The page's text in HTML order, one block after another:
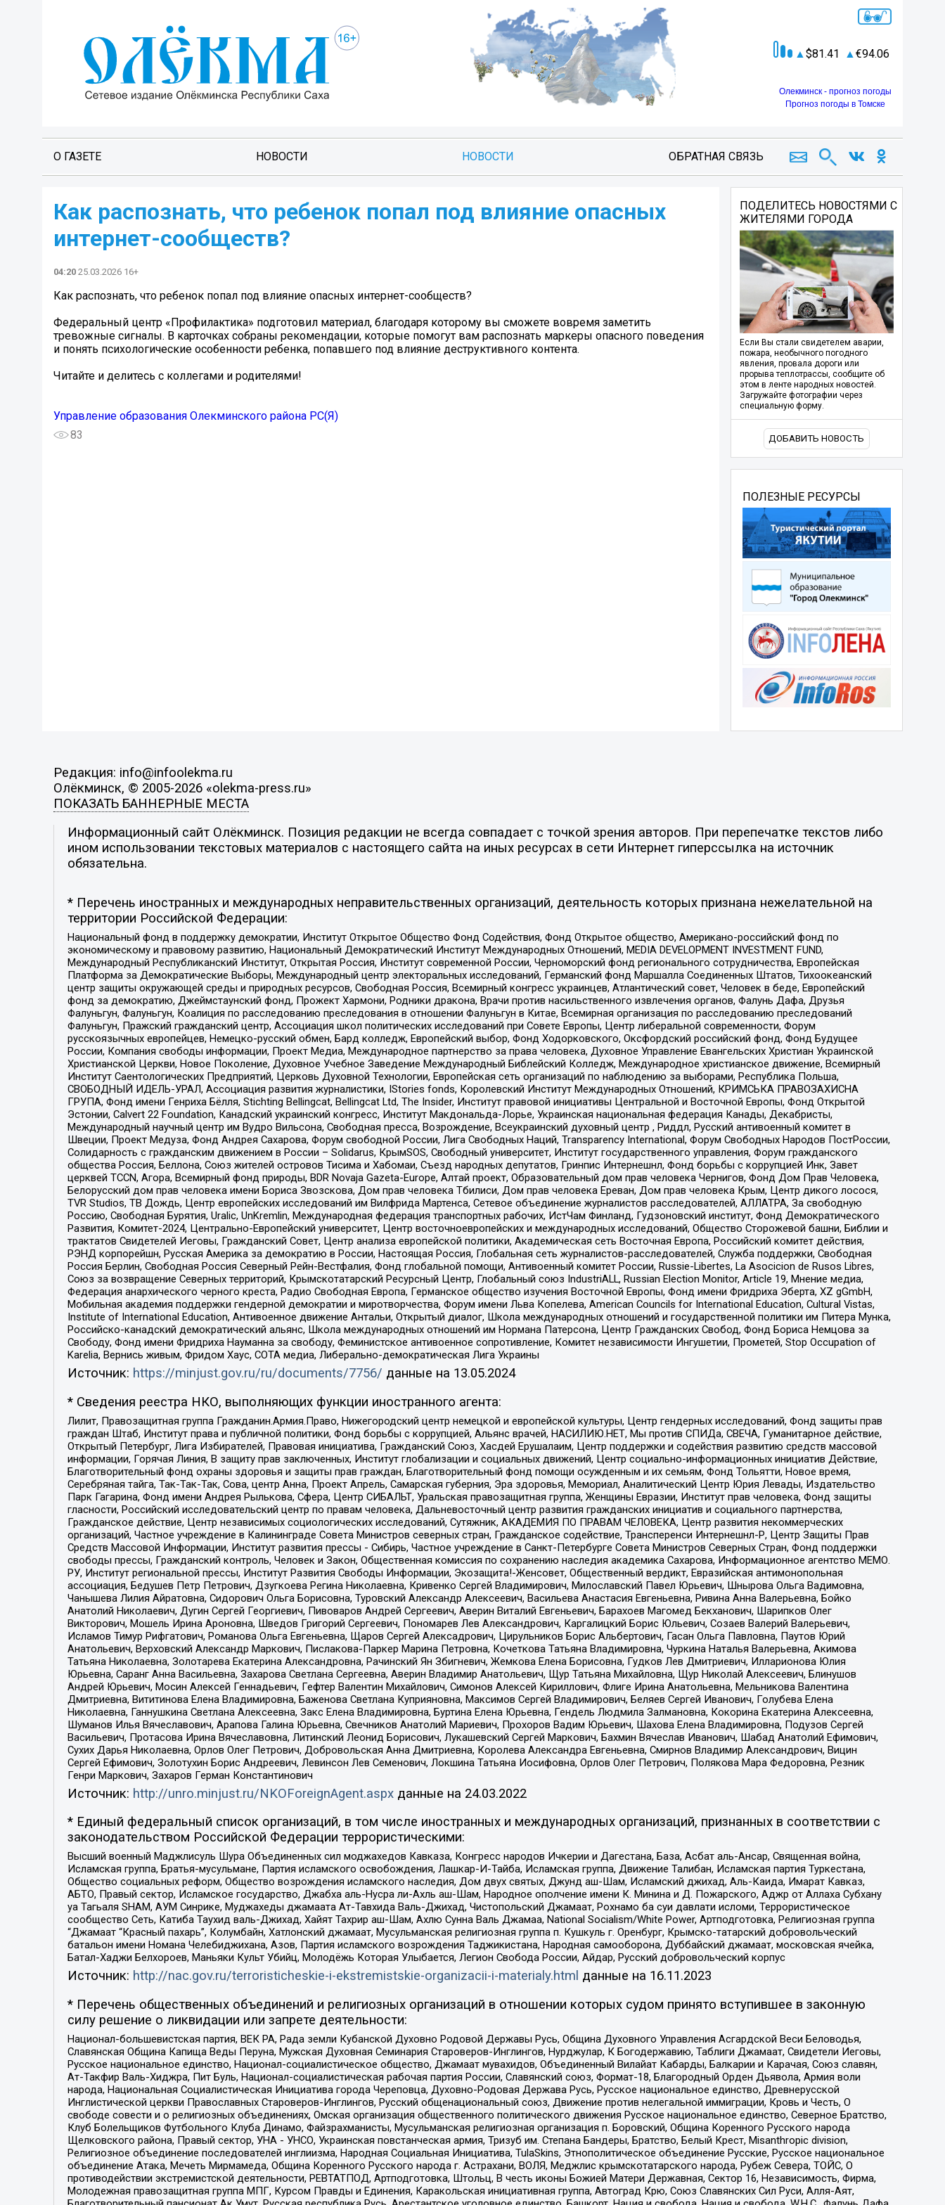
81.41 94.06
Олекминск - прогноз погоды
Прогноз погоды в Томске
О ГАЗЕТЕ НОВОСТИ НОВОСТИ ОБРАТНАЯ СВЯЗЬ
Как распознать, что ребенок попал под влияние опасных
интернет-сообществ?
04:20 25.03.2026 16+
Как распознать, что ребенок попал под влияние опасных интернет-сообществ?
Федеральный центр «Профилактика» подготовил материал, благодаря которому вы сможете вовремя заметить
тревожные сигналы. В карточках собраны рекомендации, которые помогут вам распознать маркеры опасного поведения
и понять психологические особенности ребенка, попавшего под влияние деструктивного контента.
Читайте и делитесь с коллегами и родителями!
Управление образования Олекминского района РС(Я)
83
ПОДЕЛИТЕСЬ НОВОСТЯМИ С
ЖИТЕЛЯМИ ГОРОДА
Если Вы стали свидетелем аварии,
пожара, необычного погодного
явления, провала дороги или
прорыва теплотрассы, сообщите об
этом в ленте народных новостей.
Загружайте фотографии через
специальную форму.
ДОБАВИТЬ НОВОСТЬ
ПОЛЕЗНЫЕ РЕСУРСЫ
Редакция: info@infoolekma.ru
Олёкминск, © 2005-2026 «olekma-press.ru»
ПОКАЗАТЬ БАННЕРНЫЕ МЕСТА
Информационный сайт Олёкминск. Позиция редакции не всегда совпадает с точкой зрения авторов. При перепечатке текстов либо
ином использовании текстовых материалов с настоящего сайта на иных ресурсах в сети Интернет гиперссылка на источник
обязательна.
* Перечень иностранных и международных неправительственных организаций, деятельность которых признана нежелательной на
территории Российской Федерации:
Национальный фонд в поддержку демократии, Институт Открытое Общество Фонд Содействия, Фонд Открытое общество, Американо-российский фонд по
экономическому и правовому развитию, Национальный Демократический Институт Международных Отношений, MEDIA DEVELOPMENT INVESTMENT FUND,
Международный Республиканский Институт, Открытая Россия, Институт современной России, Черноморский фонд регионального сотрудничества, Европейская
Платформа за Демократические Выборы, Международный центр электоральных исследований, Германский фонд Маршалла Соединенных Штатов, Тихоокеанский
центр защиты окружающей среды и природных ресурсов, Свободная Россия, Всемирный конгресс украинцев, Атлантический совет, Человек в беде, Европейский
фонд за демократию, Джеймстаунский фонд, Прожект Хармони, Родники дракона, Врачи против насильственного извлечения органов, Фалунь Дафа, Друзья
Фалуньгун, Фалуньгун, Коалиция по расследованию преследования в отношении Фалуньгун в Китае, Всемирная организация по расследованию преследований
Фалуньгун, Пражский гражданский центр, Ассоциация школ политических исследований при Совете Европы, Центр либеральной современности, Форум
русскоязычных европейцев, Немецко-русский обмен, Бард колледж, Европейский выбор, Фонд Ходорковского, Оксфордский российский фонд, Фонд Будущее
России, Компания свободы информации, Проект Медиа, Международное партнерство за права человека, Духовное Управление Евангельских Христиан Украинской
Христианской Церкви, Новое Поколение, Духовное Учебное Заведение Международный Библейский Колледж, Международное христианское движение, Всемирный
Институт Саентологических Предприятий, Церковь Духовной Технологии, Европейская сеть организаций по наблюдению за выборами, Республика Польша,
СВОБОДНЫЙ ИДЕЛЬ-УРАЛ, Ассоциация развития журналистики, IStories fonds, Королевский Институт Международных Отношений, КРИМСЬКА ПРАВОЗАХИСНА
ГРУПА, Фонд имени Генриха Бёлля, Stichting Bellingcat, Bellingcat Ltd, The Insider, Институт правовой инициативы Центральной и Восточной Европы, Фонд Открытой
Эстонии, Calvert 22 Foundation, Канадский украинский конгресс, Институт Макдональда-Лорье, Украинская национальная федерация Канады, Декабристы,
Международный научный центр им Вудро Вильсона, Свободная пресса, Возрождение, Всеукраинский духовный центр , Риддл, Русский антивоенный комитет в
Швеции, Проект Медуза, Фонд Андрея Сахарова, Форум свободной России, Лига Свободных Наций, Transparеncy International, Форум Свободных Народов ПостРоссии,
Солидарность с гражданским движением в России – Solidarus, КрымSOS, Свободный университет, Институт государственного управления, Форум гражданского
общества Россия, Беллона, Союз жителей островов Тисима и Хабомаи, Съезд народных депутатов, Гринпис Интернешнл, Фонд борьбы с коррупцией Инк, Завет
церквей TCCN, Агора, Всемирный фонд природы, BDR Novaja Gazeta-Europe, Алтай проект, Образовательный дом прав человека Чернигов, Фонд Дом Прав Человека,
Белорусский дом прав человека имени Бориса Звозскова, Дом прав человека Тбилиси, Дом прав человека Ереван, Дом прав человека Крым, Центр дикого лосося,
TVR Studios, ТВ Дождь, Центр европейских исследований им Вилфрида Мартенса, Сетевое объединение журналистов расследователей, АЛЛАТРА, За свободную
Россию, Свободная Бурятия, Uralic, UnKremlin, Международная федерация транспортных рабочих, ИстЧам Финланд, Гудзоновский институт, Фонд Демократического
Развития, Комитет-2024, Центрально-Европейский университет, Центр восточноевропейских и международных исследований, Общество Сторожевой башни, Библии и
трактатов Свидетелей Иеговы, Гражданский Совет, Центр анализа европейской политики, Академическая сеть Восточная Европа, Российский комитет действия,
РЭНД корпорейшн, Русская Америка за демократию в России, Настоящая Россия, Глобальная сеть журналистов-расследователей, Служба поддержки, Свободная
Россия Берлин, Свободная Россия Северный Рейн-Вестфалия, Фонд глобальной помощи, Антивоенный комитет России, Russie-Libertes, La Asocicion de Rusos Libres,
Союз за возвращение Северных территорий, Крымскотатарский Ресурсный Центр, Глобальный союз IndustriALL, Russian Election Monitor, Article 19, Мнение медиа,
Федерация анархического черного креста, Радио Свободная Европа, Германское общество изучения Восточной Европы, Фонд имени Фридриха Эберта, XZ gGmbH,
Мобильная академия поддержки гендерной демократии и миротворчества, Форум имени Льва Копелева, American Councils for International Education, Cultural Vistas,
Institute of International Education, Антивоенное движение Антальи, Открытый диалог, Школа международных отношений и государственной политики им Питера Мунка,
Российско-канадский демократический альянс, Школа международных отношений им Нормана Патерсона, Центр Гражданских Свобод, Фонд Бориса Немцова за
Свободу, Фонд имени Фридриха Науманна за свободу, Феминистское антивоенное сопротивление, Комитет независимости Ингушетии, Прометей, Stop Occupation of
Karelia, Вернись живым, Фридом Хаус, СОТА медиа, Либерально-демократическая Лига Украины
Источник: https://minjust.gov.ru/ru/documents/7756/ данные на 13.05.2024
* Сведения реестра НКО, выполняющих функции иностранного агента:
Лилит, Правозащитная группа Гражданин.Армия.Право, Нижегородский центр немецкой и европейской культуры, Центр гендерных исследований, Фонд защиты прав
граждан Штаб, Институт права и публичной политики, Фонд борьбы с коррупцией, Альянс врачей, НАСИЛИЮ.НЕТ, Мы против СПИДа, СВЕЧА, Гуманитарное действие,
Открытый Петербург, Лига Избирателей, Правовая инициатива, Гражданский Союз, Хасдей Ерушалаим, Центр поддержки и содействия развитию средств массовой
информации, Горячая Линия, В защиту прав заключенных, Институт глобализации и социальных движений, Центр социально-информационных инициатив Действие,
Благотворительный фонд охраны здоровья и защиты прав граждан, Благотворительный фонд помощи осужденным и их семьям, Фонд Тольятти, Новое время,
Серебряная тайга, Так-Так-Так, Сова, центр Анна, Проект Апрель, Самарская губерния, Эра здоровья, Мемориал, Аналитический Центр Юрия Левады, Издательство
Парк Гагарина, Фонд имени Андрея Рылькова, Сфера, Центр СИБАЛЬТ, Уральская правозащитная группа, Женщины Евразии, Институт прав человека, Фонд защиты
гласности, Российский исследовательский центр по правам человека, Дальневосточный центр развития гражданских инициатив и социального партнерства,
Гражданское действие, Центр независимых социологических исследований, Сутяжник, АКАДЕМИЯ ПО ПРАВАМ ЧЕЛОВЕКА, Центр развития некоммерческих
организаций, Частное учреждение в Калининграде Совета Министров северных стран, Гражданское содействие, Трансперенси Интернешнл-Р, Центр Защиты Прав
Средств Массовой Информации, Институт развития прессы - Сибирь, Частное учреждение в Санкт-Петербурге Совета Министров Северных Стран, Фонд поддержки
свободы прессы, Гражданский контроль, Человек и Закон, Общественная комиссия по сохранению наследия академика Сахарова, Информационное агентство МЕМО.
РУ, Институт региональной прессы, Институт Развития Свободы Информации, Экозащита!-Женсовет, Общественный вердикт, Евразийская антимонопольная
ассоциация, Бедушев Петр Петрович, Дзугкоева Регина Николаевна, Кривенко Сергей Владимирович, Милославский Павел Юрьевич, Шнырова Ольга Вадимовна,
Чанышева Лилия Айратовна, Сидорович Ольга Борисовна, Туровский Александр Алексеевич, Васильева Анастасия Евгеньевна, Ривина Анна Валерьевна, Бойко
Анатолий Николаевич, Дугин Сергей Георгиевич, Пивоваров Андрей Сергеевич, Аверин Виталий Евгеньевич, Барахоев Магомед Бекханович, Шарипков Олег
Викторович, Мошель Ирина Ароновна, Шведов Григорий Сергеевич, Пономарев Лев Александрович, Каргалицкий Борис Юльевич, Созаев Валерий Валерьевич,
Исламов Тимур Рифгатович, Романова Ольга Евгеньевна, Щаров Сергей Алексадрович, Цирульников Борис Альбертович, Гасан Ольга Павловна, Паутов Юрий
Анатольевич, Верховский Александр Маркович, Пислакова-Паркер Марина Петровна, Кочеткова Татьяна Владимировна, Чуркина Наталья Валерьевна, Акимова
Татьяна Николаевна, Золотарева Екатерина Александровна, Рачинский Ян Збигневич, Жемкова Елена Борисовна, Гудков Лев Дмитриевич, Илларионова Юлия
Юрьевна, Саранг Анна Васильевна, Захарова Светлана Сергеевна, Аверин Владимир Анатольевич, Щур Татьяна Михайловна, Щур Николай Алексеевич, Блинушов
Андрей Юрьевич, Мосин Алексей Геннадьевич, Гефтер Валентин Михайлович, Симонов Алексей Кириллович, Флиге Ирина Анатольевна, Мельникова Валентина
Дмитриевна, Вититинова Елена Владимировна, Баженова Светлана Куприяновна, Максимов Сергей Владимирович, Беляев Сергей Иванович, Голубева Елена
Николаевна, Ганнушкина Светлана Алексеевна, Закс Елена Владимировна, Буртина Елена Юрьевна, Гендель Людмила Залмановна, Кокорина Екатерина Алексеевна,
Шуманов Илья Вячеславович, Арапова Галина Юрьевна, Свечников Анатолий Мариевич, Прохоров Вадим Юрьевич, Шахова Елена Владимировна, Подузов Сергей
Васильевич, Протасова Ирина Вячеславовна, Литинский Леонид Борисович, Лукашевский Сергей Маркович, Бахмин Вячеслав Иванович, Шабад Анатолий Ефимович,
Сухих Дарья Николаевна, Орлов Олег Петрович, Добровольская Анна Дмитриевна, Королева Александра Евгеньевна, Смирнов Владимир Александрович, Вицин
Сергей Ефимович, Золотухин Борис Андреевич, Левинсон Лев Семенович, Локшина Татьяна Иосифовна, Орлов Олег Петрович, Полякова Мара Федоровна, Резник
Генри Маркович, Захаров Герман Константинович
Источник: http://unro.minjust.ru/NKOForeignAgent.aspxданные на 24.03.2022
* Единый федеральный список организаций, в том числе иностранных и международных организаций, признанных в соответствии с
законодательством Российской Федерации террористическими:
Высший военный Маджлисуль Шура Объединенных сил моджахедов Кавказа, Конгресс народов Ичкерии и Дагестана, База, Асбат аль-Ансар, Священная война,
Исламская группа, Братья-мусульмане, Партия исламского освобождения, Лашкар-И-Тайба, Исламская группа, Движение Талибан, Исламская партия Туркестана,
Общество социальных реформ, Общество возрождения исламского наследия, Дом двух святых, Джунд аш-Шам, Исламский джихад, Аль-Каида, Имарат Кавказ,
АБТО, Правый сектор, Исламское государство, Джабха аль-Нусра ли-Ахль аш-Шам, Народное ополчение имени К. Минина и Д. Пожарского, Аджр от Аллаха Субхану
уа Тагьаля SHAM, АУМ Синрике, Муджахеды джамаата Ат-Тавхида Валь-Джихад, Чистопольский Джамаат, Рохнамо ба суи давлати исломи, Террористическое
сообщество Сеть, Катиба Таухид валь-Джихад, Хайят Тахрир аш-Шам, Ахлю Сунна Валь Джамаа, National Socialism/White Power, Артподготовка, Религиозная группа
“Джамаат “Красный пахарь”, Колумбайн, Хатлонский джамаат, Мусульманская религиозная группа п. Кушкуль г. Оренбург, Крымско-татарский добровольческий
батальон имени Номана Челебиджихана, Азов, Партия исламского возрождения Таджикистана, Народная самооборона, Дуббайский джамаат, московская ячейка,
Батал-Хаджи Белхороев, Маньяки Культ Убийц, Молодёжь Которая Улыбается, Легион Свобода России, Айдар, Русский добровольческий корпус
Источник: http://nac.gov.ru/terroristicheskie-i-ekstremistskie-organizacii-i-materialy.html данные на 16.11.2023
* Перечень общественных объединений и религиозных организаций в отношении которых судом принято вступившее в законную
силу решение о ликвидации или запрете деятельности:
Национал-большевистская партия, ВЕК РА, Рада земли Кубанской Духовно Родовой Державы Русь, Община Духовного Управления Асгардской Веси Беловодья,
Славянская Община Капища Веды Перуна, Мужская Духовная Семинария Староверов-Инглингов, Нурджулар, К Богодержавию, Таблиги Джамаат, Свидетели Иеговы,
Русское национальное единство, Национал-социалистическое общество, Джамаат мувахидов, Объединенный Вилайат Кабарды, Балкарии и Карачая, Союз славян,
Ат-Такфир Валь-Хиджра, Пит Буль, Национал-социалистическая рабочая партия России, Славянский союз, Формат-18, Благородный Орден Дьявола, Армия воли
народа, Национальная Социалистическая Инициатива города Череповца, Духовно-Родовая Держава Русь, Русское национальное единство, Древнерусской
Инглистической церкви Православных Староверов-Инглингов, Русский общенациональный союз, Движение против нелегальной иммиграции, Кровь и Честь, О
свободе совести и о религиозных объединениях, Омская организация общественного политического движения Русское национальное единство, Северное Братство,
Клуб Болельщиков Футбольного Клуба Динамо, Файзрахманисты, Мусульманская религиозная организация п. Боровский, Община Коренного Русского народа
Щелковского района, Правый сектор, УНА - УНСО, Украинская повстанческая армия, Тризуб им. Степана Бандеры, Братство, Белый Крест, Misanthropic division,
Религиозное объединение последователей инглиизма, Народная Социальная Инициатива, TulaSkins, Этнополитическое объединение Русские, Русское национальное
объединение Атака, Мечеть Мирмамеда, Община Коренного Русского народа г. Астрахани, ВОЛЯ, Меджлис крымскотатарского народа, Рубеж Севера, ТОЙС, О
противодействии экстремистской деятельности, РЕВТАТПОД, Артподготовка, Штольц, В честь иконы Божией Матери Державная, Сектор 16, Независимость, Фирма,
Молодежная правозащитная группа МПГ, Курсом Правды и Единения, Каракольская инициативная группа, Автоград Крю, Союз Славянских Сил Руси, Алля-Аят,